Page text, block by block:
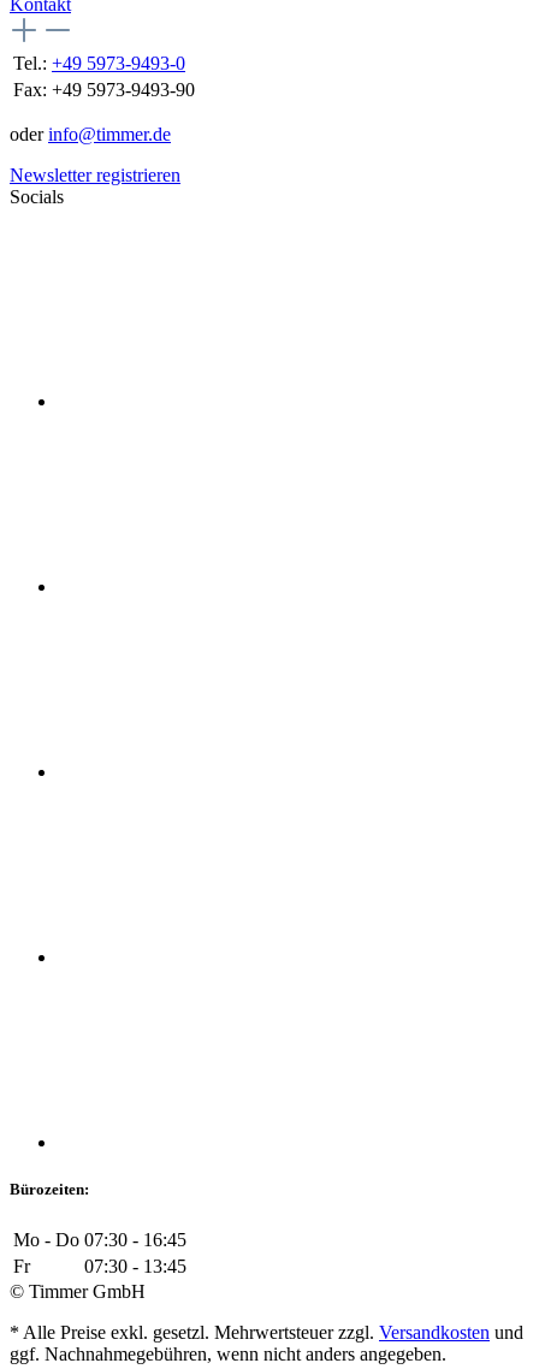
Tel.: +49 5973-9493-0
Fax: +49 5973-9493-90
oderinfo@timmer.de
Newsletter registrieren
Socials
Bürozeiten:
Mo - Do 07:30 - 16:45
Fr
07:30 - 13:45
© Timmer GmbH
* Alle Preise exkl. gesetzl. Mehrwertsteuer zzgl. Versandkosten und
ggf. Nachnahmegebühren, wenn nicht anders angegeben.